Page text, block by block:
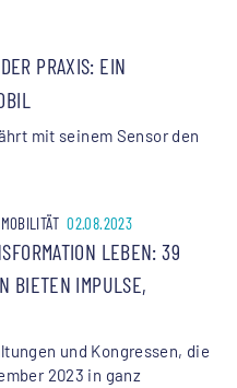
PRAXIS: EIN
mit seinem Sensor den
02.08.2023
LEBEN: 39
BIETEN IMPULSE,
und Kongressen, die
2023 in ganz